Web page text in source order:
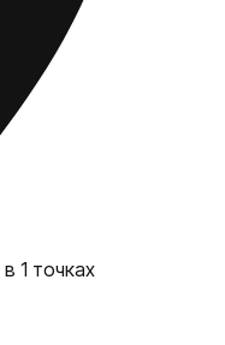
ожидается, что
и возможность
15, вероятно, будет
системы iOS,
и улучшений в
1 точках